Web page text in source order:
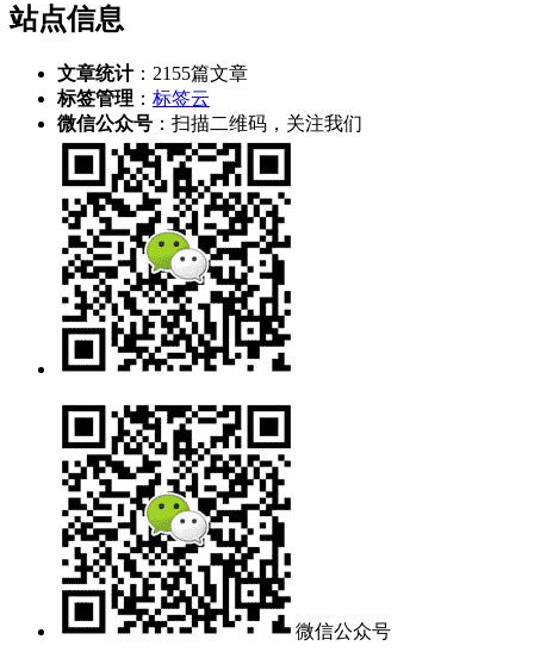
站点信息
文章统计： 2155篇文章
标签管理 ： 标签云
微信公众号 ：扫描二维码，关注我们
微信公众号